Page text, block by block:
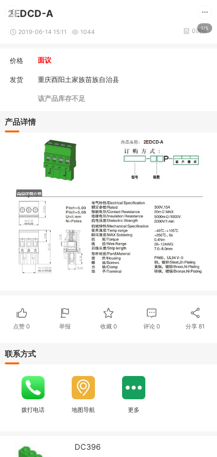
1/5
2EDCD-A
2019-06-14 15:11 1044 0询价
价格 面议
发货 重庆酉阳土家族苗族自治县
该产品库存不足
产品详情
点赞0 举报 收藏 0 评论0 分享81
联系方式
拨打电话 地图导航 更多
DC396